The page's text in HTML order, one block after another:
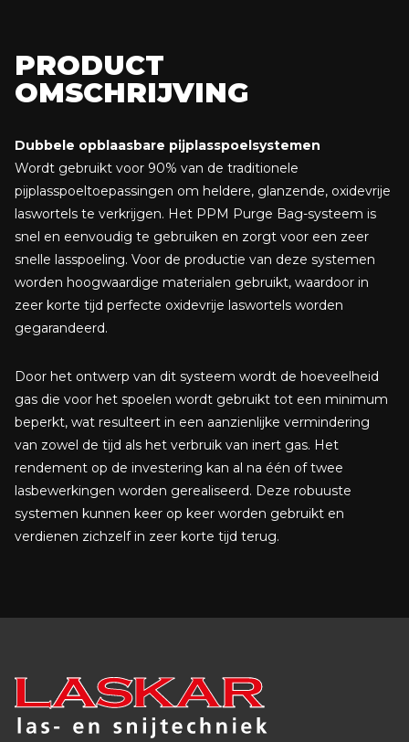
spoelgas is minder dan 2% van een conventionele spoeling.
PRODUCT
OMSCHRIJVING
Dubbele opblaasbare pijplasspoelsystemen
Wordt gebruikt voor 90% van de traditionele
pijplasspoeltoepassingen om heldere, glanzende, oxidevrije
laswortels te verkrijgen. Het PPM Purge Bag-systeem is
snel en eenvoudig te gebruiken en zorgt voor een zeer
snelle lasspoeling. Voor de productie van deze systemen
worden hoogwaardige materialen gebruikt, waardoor in
zeer korte tijd perfecte oxidevrije laswortels worden
gegarandeerd.
Door het ontwerp van dit systeem wordt de hoeveelheid
gas die voor het spoelen wordt gebruikt tot een minimum
beperkt, wat resulteert in een aanzienlijke vermindering
van zowel de tijd als het verbruik van inert gas. Het
rendement op de investering kan al na één of twee
lasbewerkingen worden gerealiseerd. Deze robuuste
systemen kunnen keer op keer worden gebruikt en
verdienen zichzelf in zeer korte tijd terug.